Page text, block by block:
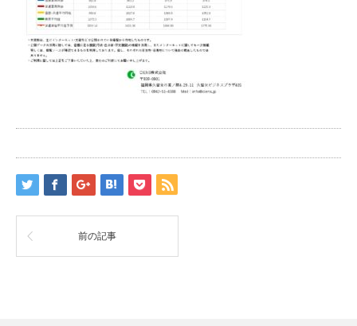
前の記事